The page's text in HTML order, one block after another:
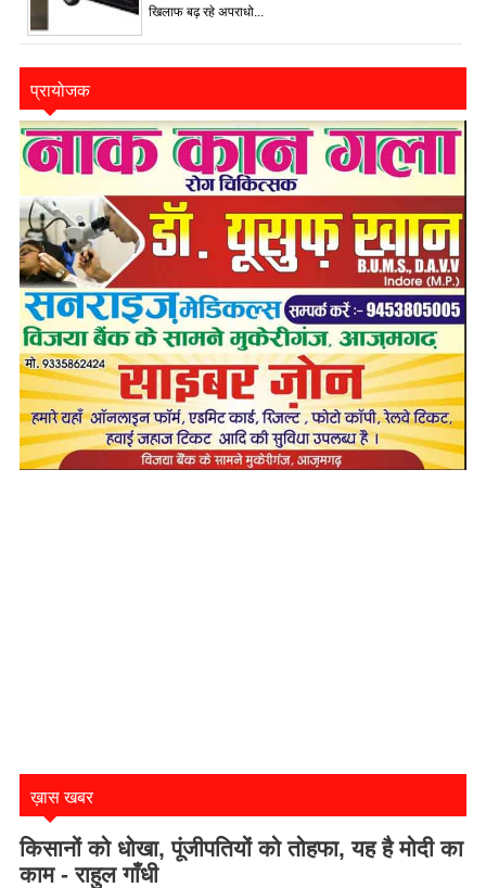
खिलाफ बढ़ रहे अपराधो...
प्रायोजक
ख़ास खबर
किसानों को धोखा, पूंजीपतियों को तोहफा, यह है मोदी का
काम - राहुल गाँधी